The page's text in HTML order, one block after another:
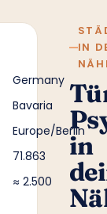
Germany
Bavaria
Europe/Berlin
71.863
≈ 2.500
IN
in